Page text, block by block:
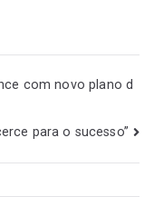
com novo plano d
para o sucesso”